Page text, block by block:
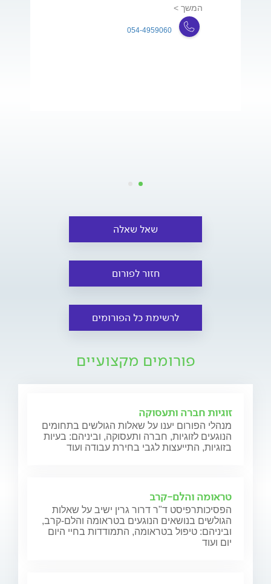
המשך >
054-4959060
שאל שאלה
חזור לפורום
לרשימת כל הפורומים
פורומים מקצועיים
זוגיות חברה ותעסוקה
מנהלי הפורום יענו על שאלות הגולשים בתחומים
הנוגעים לזוגיות, חברה ותעסוקה, וביניהם: בעיות
בזוגיות, התייעצות לגבי בחירת עבודה ועוד
טראומה והלם-קרב
הפסיכותרפיסט ד"ר דרור גרין ישיב על שאלות
הגולשים בנושאים הנוגעים בטראומה והלם-קרב,
וביניהם: טיפול בטראומה, התמודדות בחיי היום
יום ועוד